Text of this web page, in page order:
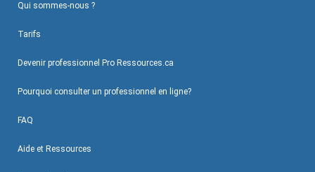
Qui sommes-nous ?
Tarifs
Devenir professionnel Pro Ressources.ca
Pourquoi consulter un professionnel en ligne?
FAQ
Aide et Ressources